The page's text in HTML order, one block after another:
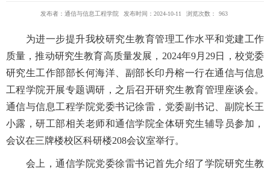
发布者：通信与信息工程学院 发布时间：2024-10-11 浏览次数： 963
为进一步提升我校研究生教育管理工作水平和党建工作
质量，推动研究生教育高质量发展，2024年9月29日，校党委
研究生工作部部长何海洋、副部长印丹榕一行在通信与信息
工程学院开展专题调研，之后召开研究生教育管理座谈会。
通信与信息工程学院党委书记徐雷，党委副书记、副院长王
小露，研工部相关老师和通信学院全体研究生辅导员参加，
会议在三牌楼校区科研楼208会议室举行。
会上，通信学院党委徐雷书记首先介绍了学院研究生教